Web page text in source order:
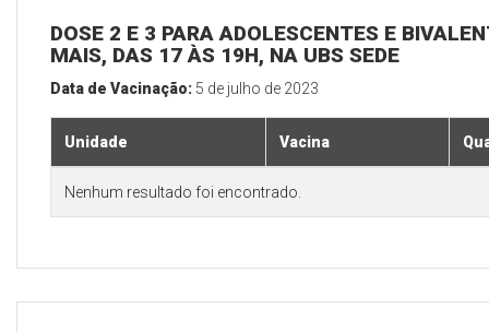
DOSE 2 E 3 PARA ADOLESCENTES E
MAIS, DAS 17 ÀS 19H, NA UBS SEDE
Data de Vacinação: 5 de julho de 2023
Unidade Vacina
Nenhum resultado foi encontrado.